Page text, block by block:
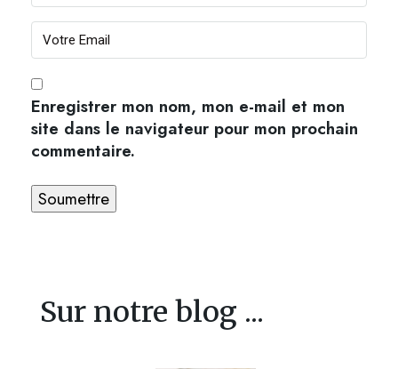
Enregistrer mon nom, mon e-mail et mon
site dans le navigateur pour mon prochain
commentaire.
Sur notre blog ...